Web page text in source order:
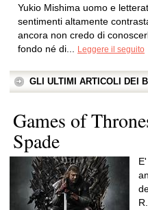
Yukio Mishima uomo e
sentimenti altamente
ancora non credo di
fondo né di...
Leggere il seguito
GLI ULTIMI ARTICOLI DEI
Games of
Spade